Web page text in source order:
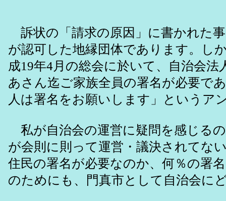
訴状の「請求の原因」に書かれ
が認可した地縁団体であります。し
成19年4月の総会に於いて、自治会
あさん迄ご家族全員の署名が必要で
人は署名をお願いします」というア
私が自治会の運営に疑問を感じる
が会則に則って運営・議決されてな
住民の署名が必要なのか、何％の署
のためにも、門真市として自治会に